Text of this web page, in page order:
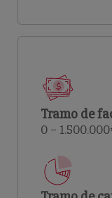
Tramo de
0 –